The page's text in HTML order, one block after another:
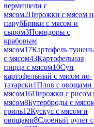
вермишели с
мясом2Пирожки с мясом
пару6Брики с мясом и
сыром3Помидоры с
крабовым
мясом17Картофель
с мясом43Картофельная
пицца с мясом10Суп
картофельный с мясом по-
татарски1Плов с овощами
мясом16Пирожки с рисом
мясом8Бутерброды с
гриль12Кускус с мясом и
овощами8Слоеный рулет с